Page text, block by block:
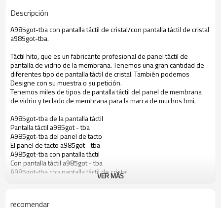
Descripción
A985got-tba con pantalla táctil de cristal/con pantalla táctil de cristal
a985got-tba.
Táctil hito, que es un fabricante profesional de panel táctil de
pantalla de vidrio de la membrana. Tenemos una gran cantidad de
diferentes tipo de pantalla táctil de cristal. También podemos
Designe con su muestra o su petición.
Tenemos miles de tipos de pantalla táctil del panel de membrana
de vidrio y teclado de membrana para la marca de muchos hmi.
A985got-tba de la pantalla táctil
Pantalla táctil a985got - tba
A985got-tba del panel de tacto
El panel de tacto a985got - tba
A985got-tba con pantalla táctil
Con pantalla táctil a985got - tba
A985got-tba con pantalla táctil de cristal
Pantalla táctil de cristal a985got - tba
VER MÁS
recomendar